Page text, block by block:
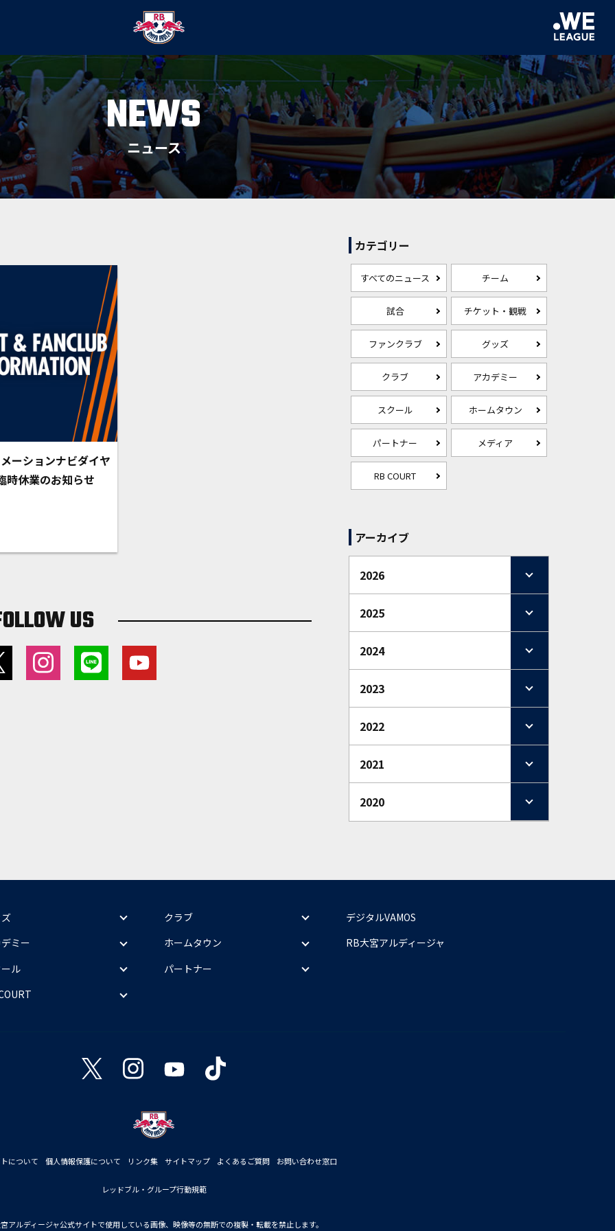
NEWS
ニュース
メーションナビダイヤ
時休業のお知らせ
US
カテゴリー
すべてのニュース チーム
試合 チケット・観戦
ファンクラブ グッズ
クラブ アカデミー
スクール ホームタウン
パートナー メディア
RB COURT
アーカイブ
2026
2025
2024
2023
2022
2021
2020
ミー
ル
クラブ
ホームタウン
パートナー
デジタルVAMOS
RB大宮アルディージャ
について 個人情報保護について リンク集 サイトマップ よくあるご質問 お問い合わせ窓口
レッドブル・グループ行動規範
アルディージャ公式サイトで使用している画像、映像等の無断での複製・転載を禁止します。